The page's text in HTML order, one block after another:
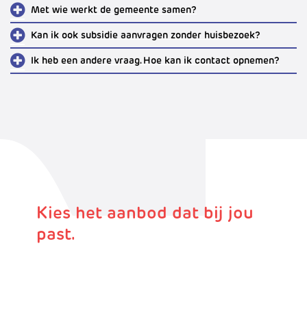
Met wie werkt de gemeente samen?
Kan ik ook subsidie aanvragen zonder huisbezoek?
Ik heb een andere vraag. Hoe kan ik contact opnemen?
Kies het aanbod dat bij jou
past.